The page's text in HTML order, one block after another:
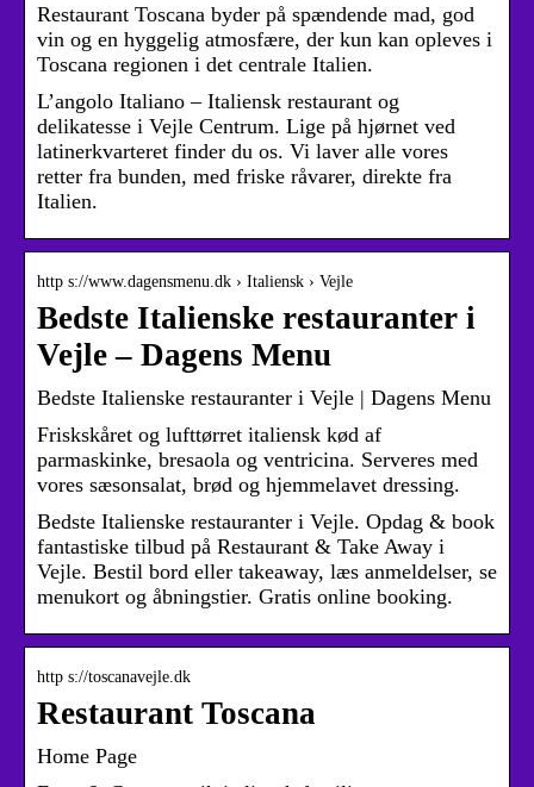
Restaurant Toscana byder på spændende mad, god
vin og en hyggelig atmosfære, der kun kan opleves i
Toscana regionen i det centrale Italien.
L’angolo Italiano – Italiensk restaurant og
delikatesse i Vejle Centrum. Lige på hjørnet ved
latinerkvarteret finder du os. Vi laver alle vores
retter fra bunden, med friske råvarer, direkte fra
Italien.
http s://www.dagensmenu.dk › Italiensk › Vejle
Bedste Italienske restauranter i
Vejle – Dagens Menu
Bedste Italienske restauranter i Vejle | Dagens Menu
Friskskåret og lufttørret italiensk kød af
parmaskinke, bresaola og ventricina. Serveres med
vores sæsonsalat, brød og hjemmelavet dressing.
Bedste Italienske restauranter i Vejle. Opdag & book
fantastiske tilbud på Restaurant & Take Away i
Vejle. Bestil bord eller takeaway, læs anmeldelser, se
menukort og åbningstier. Gratis online booking.
http s://toscanavejle.dk
Restaurant Toscana
Home Page